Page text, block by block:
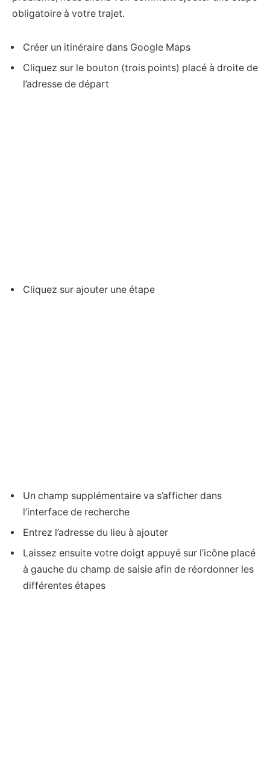
obligatoire à votre trajet.
Créer un itinéraire dans Google Maps
Cliquez sur le bouton (trois points) placé à droite de
l’adresse de départ
Cliquez sur ajouter une étape
Un champ supplémentaire va s’afficher dans
l’interface de recherche
Entrez l’adresse du lieu à ajouter
Laissez ensuite votre doigt appuyé sur l’icône placé
à gauche du champ de saisie afin de réordonner les
différentes étapes